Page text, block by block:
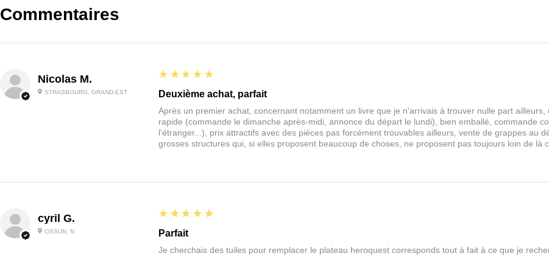
Commentaires
Nicolas M.
STRASBOURG, GRAND-EST
5
★★★★★
Deuxième achat, parfait
Après un premier achat, concernant notamment un livre que je n'arrivais à trouver nulle part
rapide (commande le dimanche après-midi, annonce du départ le lundi), bien emballé, commande
l'étranger...), prix attractifs avec des pièces pas forcément trouvables ailleurs, vente de grappes au
grosses structures qui, si elles proposent beaucoup de choses, ne proposent pas toujours loin de là
cyril G.
OSSUN, N
5
★★★★★
Parfait
Je cherchais des tuiles pour remplacer le plateau heroquest corresponds tout à fait à ce que je